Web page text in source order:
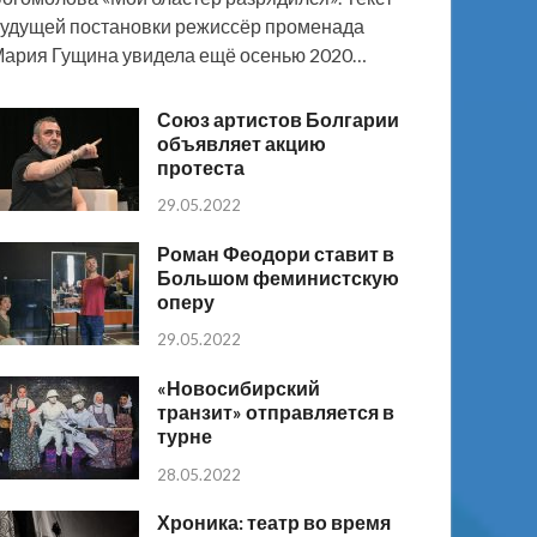
постановки режиссёр променада
Гущина увидела ещё осенью 2020…
Союз артистов Болгарии
объявляет акцию
протеста
29.05.2022
Роман Феодори ставит в
Большом феминистскую
оперу
29.05.2022
«Новосибирский
транзит» отправляется в
турне
28.05.2022
Хроника: театр во время